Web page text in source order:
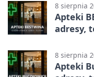
8 sierpnia
Apteki
adresy,
8 sierpnia
Apteki